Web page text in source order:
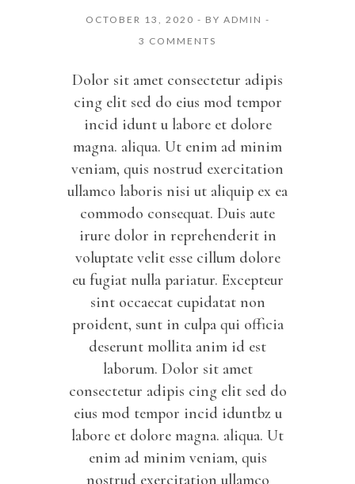
OCTOBER 13, 2020 BY ADMIN
3 COMMENTS
Dolor sit amet consectetur adipis
cing elit sed do eius mod tempor
incid idunt u labore et dolore
magna. aliqua. Ut enim ad minim
veniam, quis nostrud exercitation
ullamco laboris nisi ut aliquip ex ea
commodo consequat. Duis aute
irure dolor in reprehenderit in
voluptate velit esse cillum dolore
eu fugiat nulla pariatur. Excepteur
sint occaecat cupidatat non
proident, sunt in culpa qui officia
deserunt mollita anim id est
laborum. Dolor sit amet
consectetur adipis cing elit sed do
eius mod tempor incid iduntbz u
labore et dolore magna. aliqua. Ut
enim ad minim veniam, quis
nostrud exercitation ullamco